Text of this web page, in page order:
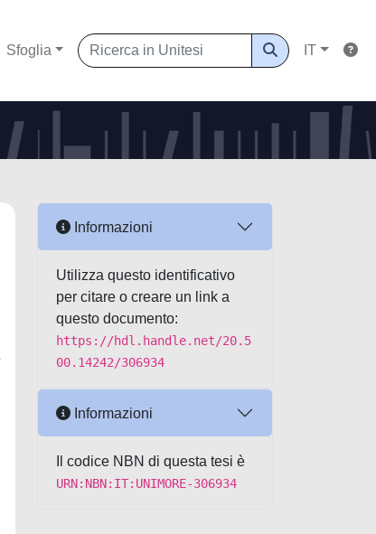
Sfoglia IT
Informazioni
Utilizza questo identificativo
per citare o creare un link a
questo documento:
https://hdl.handle.net/20.5
00.14242/306934
Informazioni
Il codice NBN di questa tesi è
URN:NBN:IT:UNIMORE-306934